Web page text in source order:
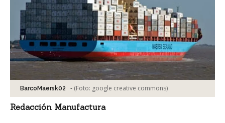
BarcoMaersk02 - (Foto: google creative commons)
Redacción Manufactura